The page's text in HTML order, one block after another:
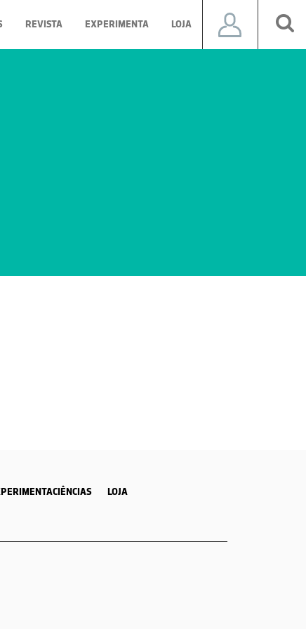
REVISTA EXPERIMENTA LOJA
LOJA